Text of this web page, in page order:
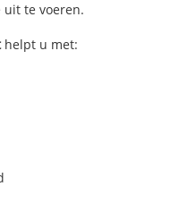
te voeren.
helpt u met: